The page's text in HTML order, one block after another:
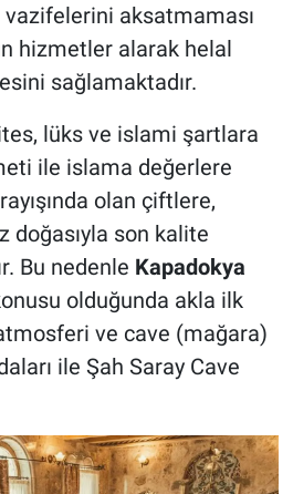
aksatmaması
hizmetler alarak helal
sağlamaktadır.
lüks ve islami şartlara
ile islama değerlere
olan çiftlere,
doğasıyla son kalite
Bu nedenle Kapadokya
olduğunda akla ilk
ve cave (mağara)
ile Şah Saray Cave